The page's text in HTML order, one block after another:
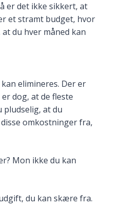
er det ikke sikkert, at
et stramt budget, hvor
du hver måned kan
elimineres. Der er
dog, at de fleste
pludselig, at du
omkostninger fra,
Mon ikke du kan
du kan skære fra.